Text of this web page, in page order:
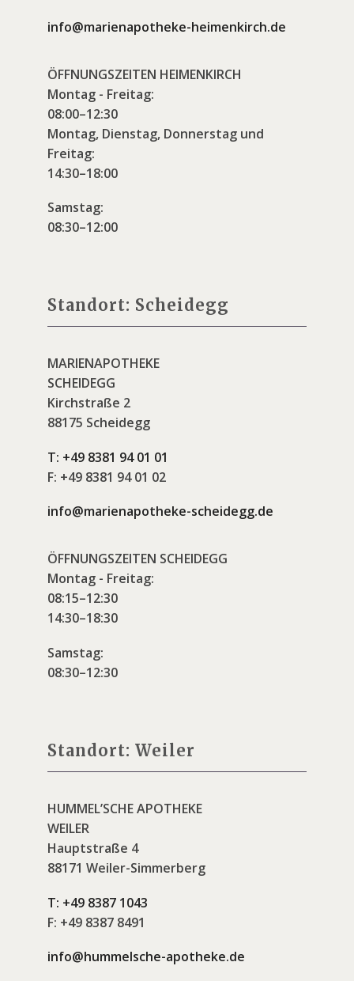
info@marienapotheke-heimenkirch.de
ÖFFNUNGSZEITEN HEIMENKIRCH
Montag - Freitag:
08:00–12:30
Montag, Dienstag, Donnerstag und
Freitag:
14:30–18:00
Samstag:
08:30–12:00
Standort: Scheidegg
MARIENAPOTHEKE
SCHEIDEGG
Kirchstraße 2
88175 Scheidegg
T: +49 8381 94 01 01
F: +49 8381 94 01 02
info@marienapotheke-scheidegg.de
ÖFFNUNGSZEITEN SCHEIDEGG
Montag - Freitag:
08:15–12:30
14:30–18:30
Samstag:
08:30–12:30
Standort: Weiler
HUMMEL’SCHE APOTHEKE
WEILER
Hauptstraße 4
88171 Weiler-Simmerberg
T: +49 8387 1043
F: +49 8387 8491
info@hummelsche-apotheke.de